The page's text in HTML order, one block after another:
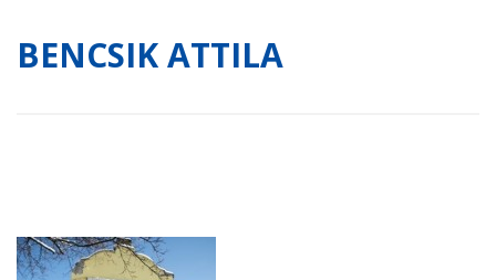
BENCSIK ATTILA